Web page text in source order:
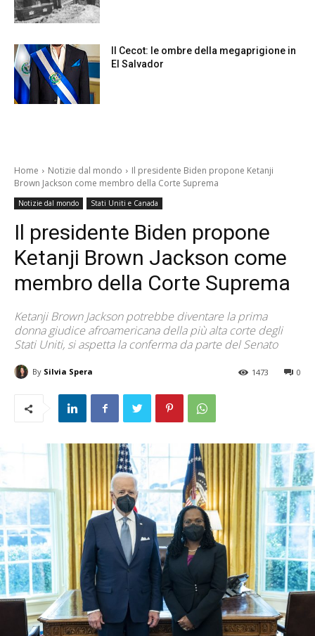
Il Cecot: le ombre della megaprigione in
El Salvador